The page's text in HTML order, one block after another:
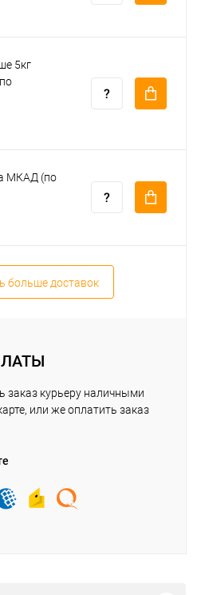
5кг
МКАД (по
больше доставок
заказ курьеру наличными
или же оплатить заказ